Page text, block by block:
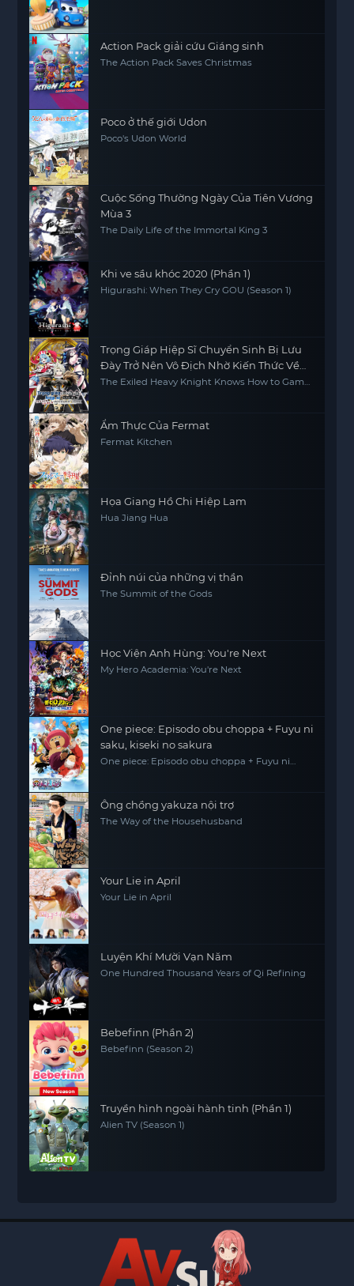
Action Pack giải cứu Giáng sinh
The Action Pack Saves Christmas
Poco ở thế giới Udon
Poco's Udon World
Cuộc Sống Thường Ngày Của Tiên Vương
Mùa 3
The Daily Life of the Immortal King 3
Khi ve sầu khóc 2020 (Phần 1)
Higurashi: When They Cry GOU (Season 1)
Trọng Giáp Hiệp Sĩ Chuyển Sinh Bị Lưu
Đày Trở Nên Vô Địch Nhờ Kiến Thức Về
Game
The Exiled Heavy Knight Knows How to Game
Ẩm Thực Của Fermat
Fermat Kitchen
Họa Giang Hồ Chi Hiệp Lam
Hua Jiang Hua
Đỉnh núi của những vị thần
The Summit of the Gods
Học Viện Anh Hùng: You're Next
My Hero Academia: You're Next
One piece: Episodo obu choppa + Fuyu ni
saku, kiseki no sakura
One piece: Episodo obu choppa + Fuyu ni
Ông chồng yakuza nội trợ
The Way of the Househusband
Your Lie in April
Your Lie in April
Luyện Khí Mười Vạn Năm
One Hundred Thousand Years of Qi Refining
Bebefinn (Phần 2)
Bebefinn (Season 2)
Truyền hình ngoài hành tinh (Phần 1)
Alien TV (Season 1)